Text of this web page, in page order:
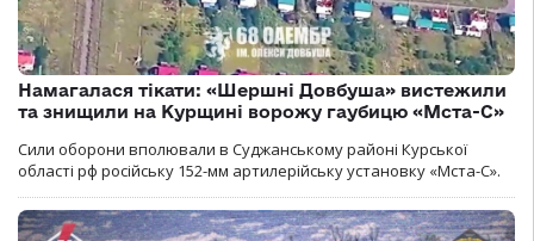
Намагалася тікати: «Шершні Довбуша» вистежили
та знищили на Курщині ворожу гаубицю «Мста-С»
Сили оборони вполювали в Суджанському районі Курської
області рф російську 152-мм артилерійську установку «Мста-С».